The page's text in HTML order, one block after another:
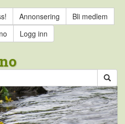
Annonsering
Bli medlem
Logg inn